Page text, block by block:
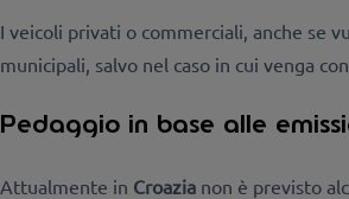
I veicoli privati o commerciali, anche se
municipali, salvo nel caso in cui venga
Pedaggio in base alle
Attualmente in Croazia non è previsto